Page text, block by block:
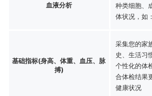
血液分析
种类细胞、
体状况，如
基础指标(身高、体重、血压、脉
搏)
采集您的家
史、生活习
个性化的体
合体检结果
健康状况